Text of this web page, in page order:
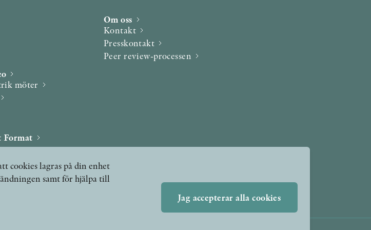
möter
Format
Om oss
Kontakt
Presskontakt
Peer review-processen
cookies lagras på din enhet
samt för hjälpa till
Jag accepterar alla cookies